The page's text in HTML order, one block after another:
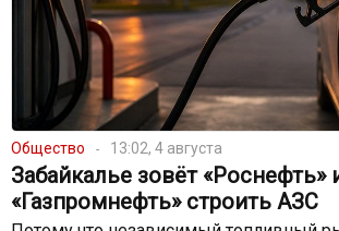
Общество 13:02, 4 августа
Забайкалье зовёт «Роснефть»
«Газпромнефть» строить АЗС